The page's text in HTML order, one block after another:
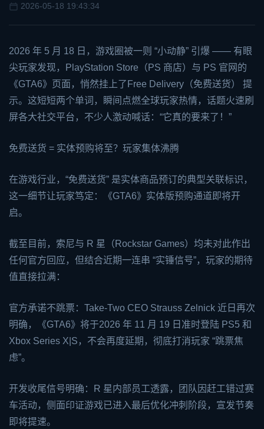
2026-05-18 19:43:34
2026 年 5 月 18 日，游戏圈被一则 “小动静” 引爆 —— 有眼
尖玩家发现，PlayStation Store（PS 商店）与 PS 官网的
《GTA6》页面，悄然挂上了Free Delivery（免费送货） 提
示。这短短两个单词，瞬间点燃全球玩家热情，话题火速刷
屏各大社交平台，不少人激动喊话：“它真的要来了！”
免费送货 = 实体预购将至？玩家集体沸腾
在游戏行业，“免费送货” 是实体商品预订的典型关联标识，
这一细节让玩家笃定：《GTA6》实体版预购通道即将开
启。
截至目前，索尼与 R 星（Rockstar Games）均未对此作出
任何官方回应，但结合近期一连串 “实锤信号”，玩家的期待
值直接拉满：
官方承诺不跳票：Take-Two CEO Strauss Zelnick 近日再次
明确，《GTA6》将于2026 年 11 月 19 日准时登陆 PS5 和
Xbox Series X|S，不会再度延期，彻底打消玩家 “跳票焦
虑”。
开发收尾信号明确：R 星内部员工透露，团队因赶工错过赛
车活动，侧面印证游戏已进入最后优化冲刺阶段，宣发节奏
即将提速。